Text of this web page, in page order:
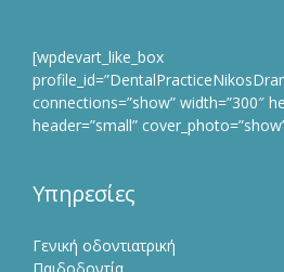
[wpdevart_like_box
connections=”show” width=”300″
header=”small”
Υπηρεσίες
Γενική οδοντιατρική
Παιδοδοντία